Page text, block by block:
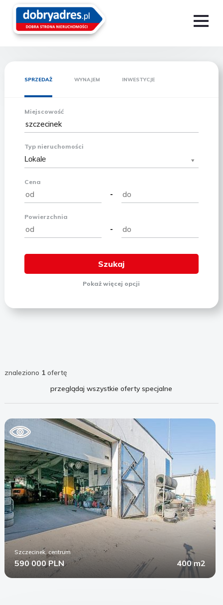
SPRZEDAŻ WYNAJEM INWESTYCJE
Miejscowość
Typ nieruchomości
Lokale
Cena
-
Powierzchnia
-
Pokażwięcej opcji
znaleziono 1ofertę
przeglądaj wszystkie oferty specjalne
Szczecinek, centrum
590 000 PLN 400 m2